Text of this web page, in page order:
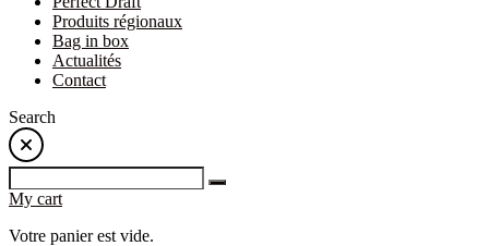
Produits régionaux
Bag in box
Actualités
Contact
Search
My cart
Votre panier est vide.